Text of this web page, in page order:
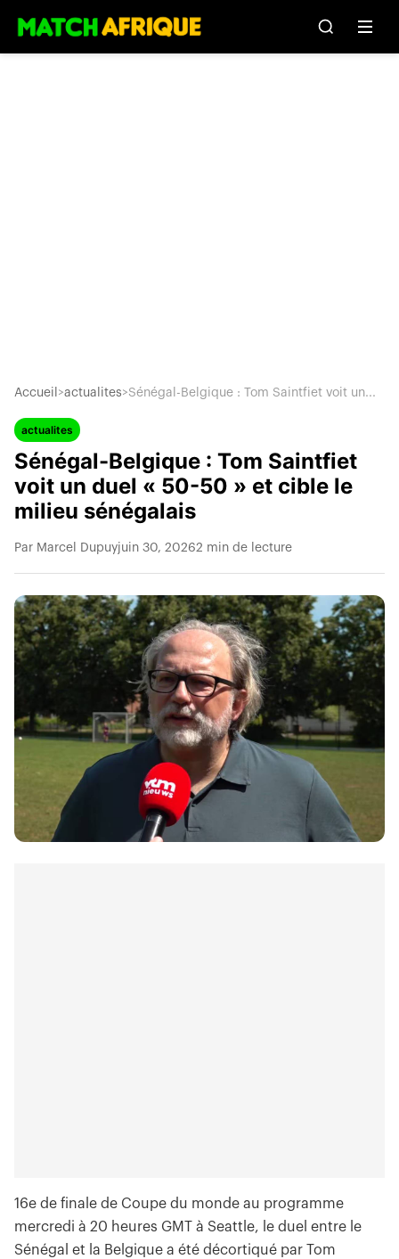
Accueil >actualites>Sénégal-Belgique : Tom Saintfiet voit un...
actualites
Sénégal-Belgique : Tom Saintfiet
voit un duel « 50-50 » et cible le
milieu sénégalais
Par Marcel Dupuyjuin 30, 20262 min de lecture
16e de finale de Coupe du monde au programme
mercredi à 20 heures GMT à Seattle, le duel entre le
Sénégal et la Belgique a été décortiqué par Tom